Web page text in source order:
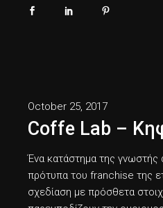
October 25, 2017
Coffe Lab –
Ένα κατάστημα της
πρότυπα του franchise της
σχεδίαση με πρόσθετα